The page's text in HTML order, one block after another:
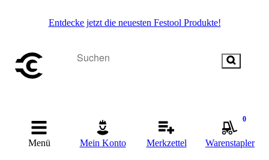
Entdecke jetzt die neuesten Festool Produkte!
Menü Mein Konto Merkzettel
0
Warenstapler